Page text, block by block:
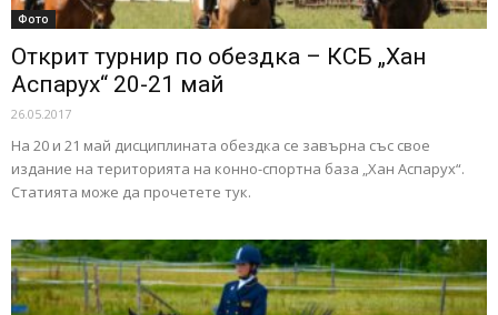
Фото
Открит турнир по обездка – КСБ „Хан
Аспарух“ 20-21 май
26.05.2017
На 20 и 21 май дисциплината обездка се завърна със свое
издание на територията на конно-спортна база „Хан Аспарух“.
Статията може да прочетете тук.